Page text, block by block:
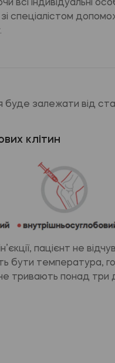
всі індивідуальні
спеціалістом
буде залежати від
клітин
пацієнт не
бути температура,
тривають понад три